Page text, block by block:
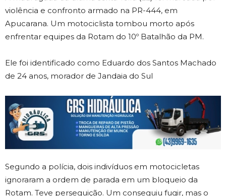
violência e confronto armado na PR-444, em
Apucarana. Um motociclista tombou morto após
enfrentar equipes da Rotam do 10º Batalhão da PM.
Ele foi identificado como Eduardo dos Santos Machado
de 24 anos, morador de Jandaia do Sul
Segundo a polícia, dois indivíduos em motocicletas
ignoraram a ordem de parada em um bloqueio da
Rotam. Teve perseguição. Um conseguiu fugir, mas o